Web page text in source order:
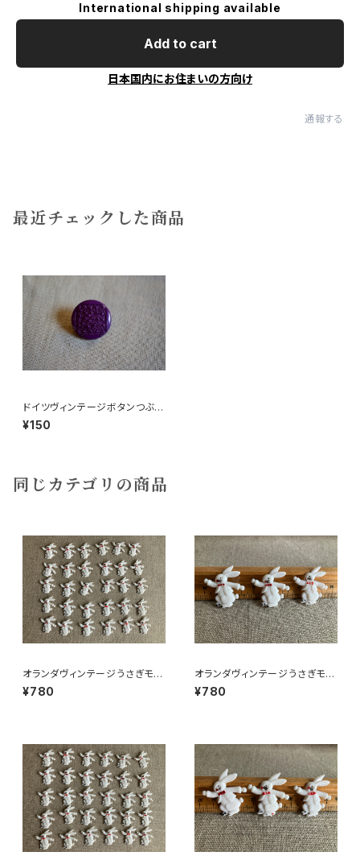
International shipping available
Add to cart
日本国内にお住まいの方向け
通報する
最近チェックした商品
ドイツヴィンテージボタンつぶつ
ぶ紫中
¥150
同じカテゴリの商品
オランダヴィンテージうさぎモチ
ーフプラパーツ30個セットNo19
9
¥780
オランダヴィンテージうさぎモチ
ーフプラパーツ30個セットNo3
7
¥780